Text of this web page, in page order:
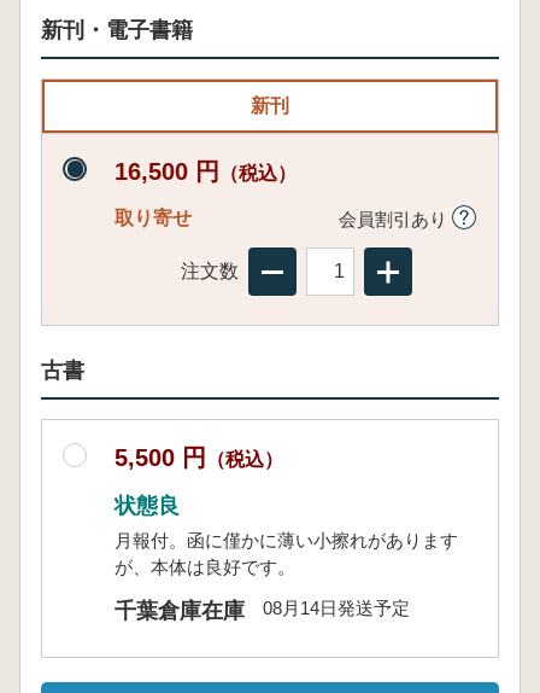
新刊・電子書籍
新刊
16,500 円 （税込）
取り寄せ 会員割引あり
注文数
古書
5,500 円 （税込）
状態良
月報付。函に僅かに薄い小擦れがあります
が、本体は良好です。
千葉倉庫在庫 08月14日発送予定